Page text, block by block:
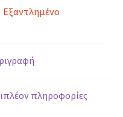
Εξαντλημένο
πληροφορίες